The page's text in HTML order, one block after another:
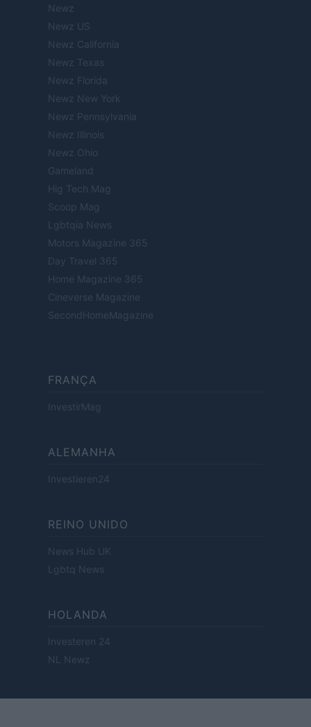
Newz
Newz US
Newz California
Newz Texas
Newz Florida
Newz New York
Newz Pennsylvania
Newz Illinois
Newz Ohio
Gameland
Hig Tech Mag
Scoop Mag
Lgbtqia News
Motors Magazine 365
Day Travel 365
Home Magazine 365
Cineverse Magazine
SecondHomeMagazine
FRANÇA
InvestirMag
ALEMANHA
Investieren24
REINO UNIDO
News Hub UK
Lgbtq News
HOLANDA
Investeren 24
NL Newz